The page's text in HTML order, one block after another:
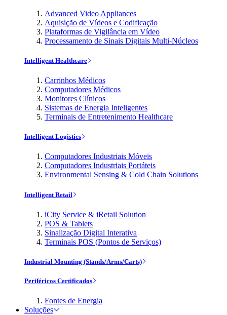
Advanced Video Appliances
Aquisição de Vídeos e Codificação
Plataformas de Vigilância em Vídeo
Processamento de Sinais Digitais Multi-Núcleos
Intelligent Healthcare
Carrinhos Médicos
Computadores Médicos
Monitores Clínicos
Sistemas de Energia Inteligentes
Terminais de Entretenimento Healthcare
Intelligent Logistics
Computadores Industriais Móveis
Computadores Industriais Portáteis
Environmental Sensing & Cold Chain Solutions
Intelligent Retail
iCity Service & iRetail Solution
POS & Tablets
Sinalização Digital Interativa
Terminais POS (Pontos de Serviços)
Industrial Mounting (Stands/Arms/Carts)
Periféricos Certificados
Fontes de Energia
Soluções